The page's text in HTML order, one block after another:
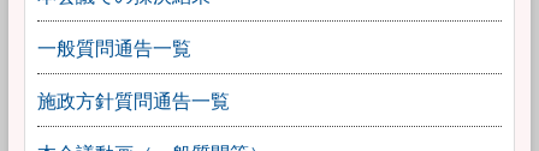
一般質問通告一覧
施政方針質問通告一覧